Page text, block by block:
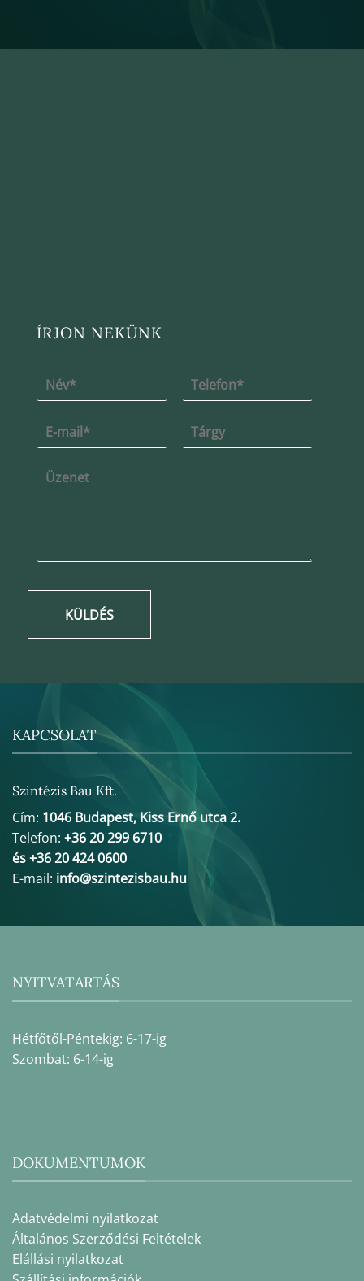
ÍRJON NEKÜNK
KÜLDÉS
KAPCSOLAT
Szintézis Bau Kft.
Cím: 1046 Budapest, Kiss Ernő utca 2.
Telefon: +36 20 299 6710
és +36 20 424 0600
E-mail: info@szintezisbau.hu
NYITVATARTÁS
Hétfőtől-Péntekig: 6-17-ig
Szombat: 6-14-ig
DOKUMENTUMOK
Adatvédelmi nyilatkozat
Általános Szerződési Feltételek
Elállási nyilatkozat